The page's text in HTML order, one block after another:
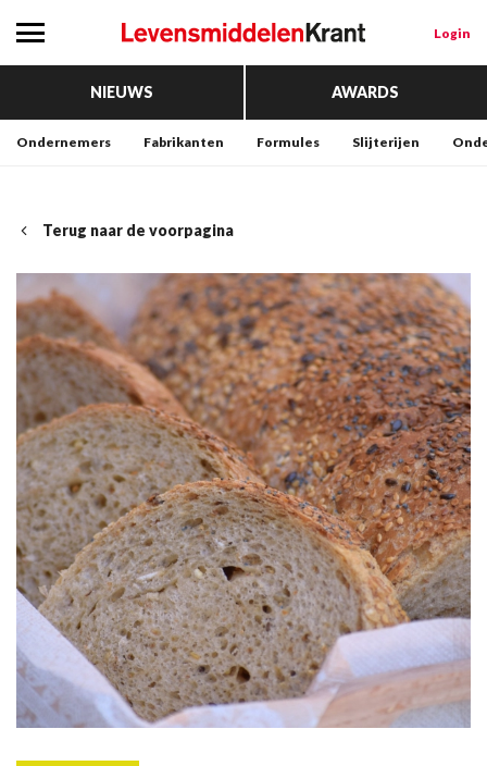
Login
NIEUWS AWARDS
Ondernemers Fabrikanten Formules Slijterijen
Terug naar de voorpagina